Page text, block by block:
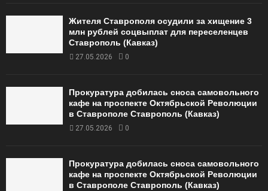
Жителя Ставрополя осудили за хищение 3
млн рублей соцвыплат для переселенцев
Ставрополь (Кавказ)
27.05.2026 0
Прокуратура добилась сноса самовольного
кафе на проспекте Октябрьской Революции
в Ставрополе Ставрополь (Кавказ)
27.05.2026 0
Прокуратура добилась сноса самовольного
кафе на проспекте Октябрьской Революции
в Ставрополе Ставрополь (Кавказ)